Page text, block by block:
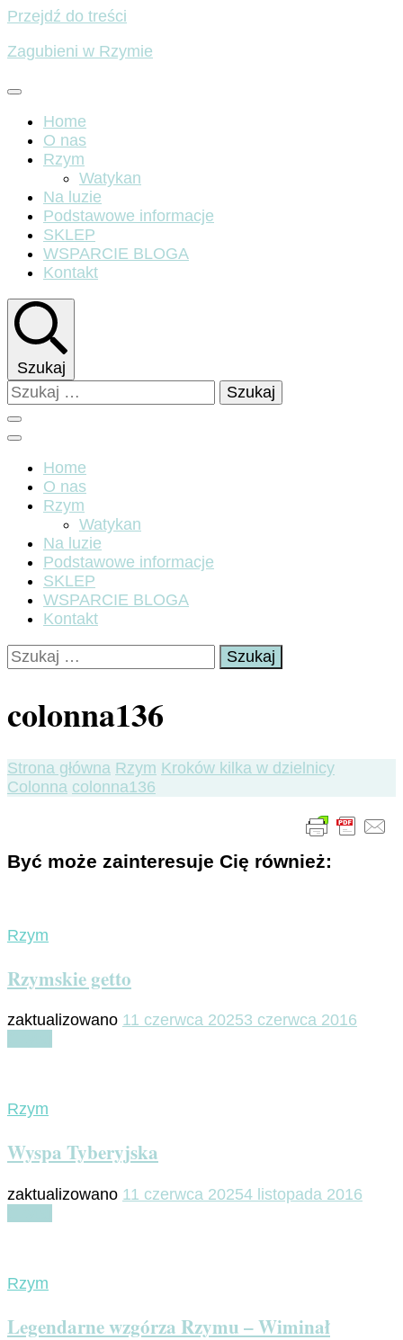
Przejdź do treści
Zagubieni w Rzymie
Home
O nas
Rzym
Watykan
Na luzie
Podstawowe informacje
SKLEP
WSPARCIE BLOGA
Kontakt
Szukaj
Szukaj:
Home
O nas
Rzym
Watykan
Na luzie
Podstawowe informacje
SKLEP
WSPARCIE BLOGA
Kontakt
Szukaj:
colonna136
Strona główna Rzym Kroków kilka w dzielnicy
Colonna colonna136
Być może zainteresuje Cię również:
Rzym
Rzymskie getto
zaktualizowano 11 czerwca 20253 czerwca 2016
Rzym
Wyspa Tyberyjska
zaktualizowano 11 czerwca 20254 listopada 2016
Rzym
Legendarne wzgórza Rzymu – Wiminał